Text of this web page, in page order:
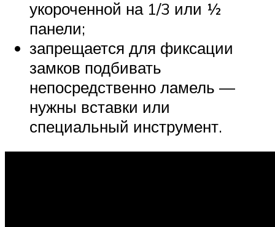
укороченной на 1/3 или ½
панели;
запрещается для фиксации
замков подбивать
непосредственно ламель —
нужны вставки или
специальный инструмент.